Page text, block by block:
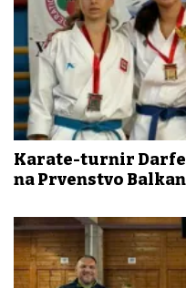
Karate-turnir
na Prvenstvo